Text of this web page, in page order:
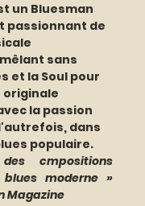
un Bluesman
passionnant de
sans
et la Soul pour
originale
la passion
dans
populaire.
cmpositions
moderne »
Magazine